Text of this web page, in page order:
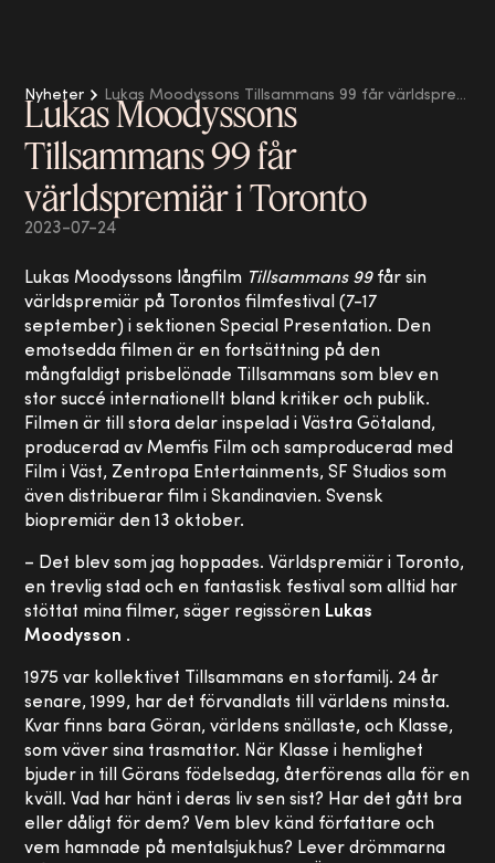
Nyheter Lukas Moodyssons Tillsammans 99 får världspremiär i Toronto
Lukas Moodyssons
Tillsammans 99 får
världspremiär i Toronto
2023-07-24
Lukas Moodyssons långfilm Tillsammans 99får sin
världspremiär på Torontos filmfestival (7-17
september) i sektionen Special Presentation. Den
emotsedda filmen är en fortsättning på den
mångfaldigt prisbelönade Tillsammans som blev en
stor succé internationellt bland kritiker och publik.
Filmen är till stora delar inspelad i Västra Götaland,
producerad av Memfis Film och samproducerad med
Film i Väst, Zentropa Entertainments, SF Studios som
även distribuerar film i Skandinavien. Svensk
biopremiär den 13 oktober.
– Det blev som jag hoppades. Världspremiär i Toronto,
en trevlig stad och en fantastisk festival som alltid har
stöttat mina filmer, säger regissören Lukas
Moodysson .
1975 var kollektivet Tillsammans en storfamilj. 24 år
senare, 1999, har det förvandlats till världens minsta.
Kvar finns bara Göran, världens snällaste, och Klasse,
som väver sina trasmattor. När Klasse i hemlighet
bjuder in till Görans födelsedag, återförenas alla för en
kväll. Vad har hänt i deras liv sen sist? Har det gått bra
eller dåligt för dem? Vem blev känd författare och
vem hamnade på mentalsjukhus? Lever drömmarna